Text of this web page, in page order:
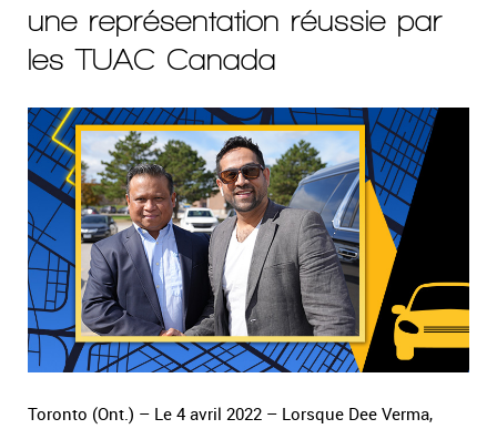
une représentation réussie par
les TUAC Canada
Toronto (Ont.) – Le 4 avril 2022 – Lorsque Dee Verma,